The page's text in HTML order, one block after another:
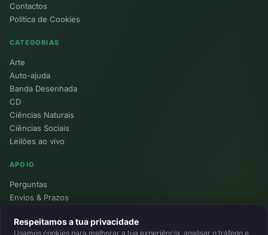
Contactos
Política de Cookies
CATEGORIAS
Arte
Auto-ajuda
Banda Desenhada
CD
Ciências Naturais
Ciências Sociais
Leilões ao vivo
APOIO
Perguntas
Envios & Prazos
Devoluções
Respeitamos a tua privacidade
Usamos cookies para melhorar a tua experiência, analisar o tráfego e